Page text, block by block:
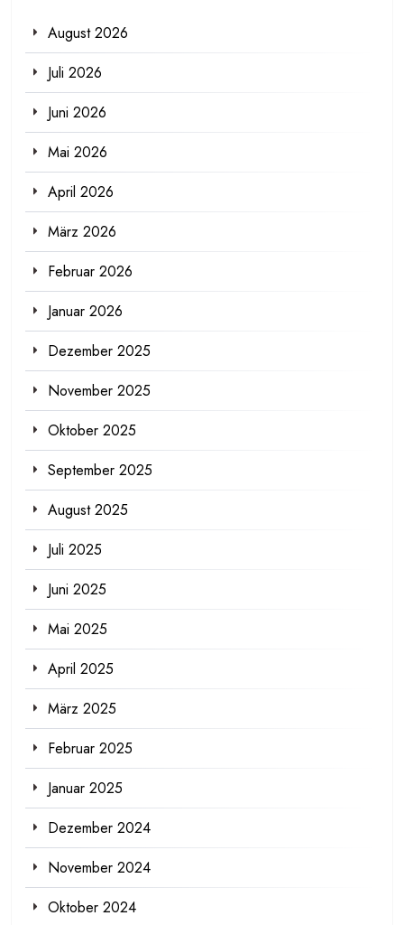
August 2026
Juli 2026
Juni 2026
Mai 2026
April 2026
März 2026
Februar 2026
Januar 2026
Dezember 2025
November 2025
Oktober 2025
September 2025
August 2025
Juli 2025
Juni 2025
Mai 2025
April 2025
März 2025
Februar 2025
Januar 2025
Dezember 2024
November 2024
Oktober 2024